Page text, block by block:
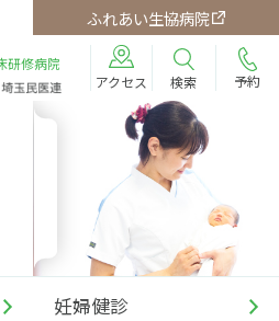
ふれあい生協病院
研修病院
アクセス
検索 予約
妊婦健診